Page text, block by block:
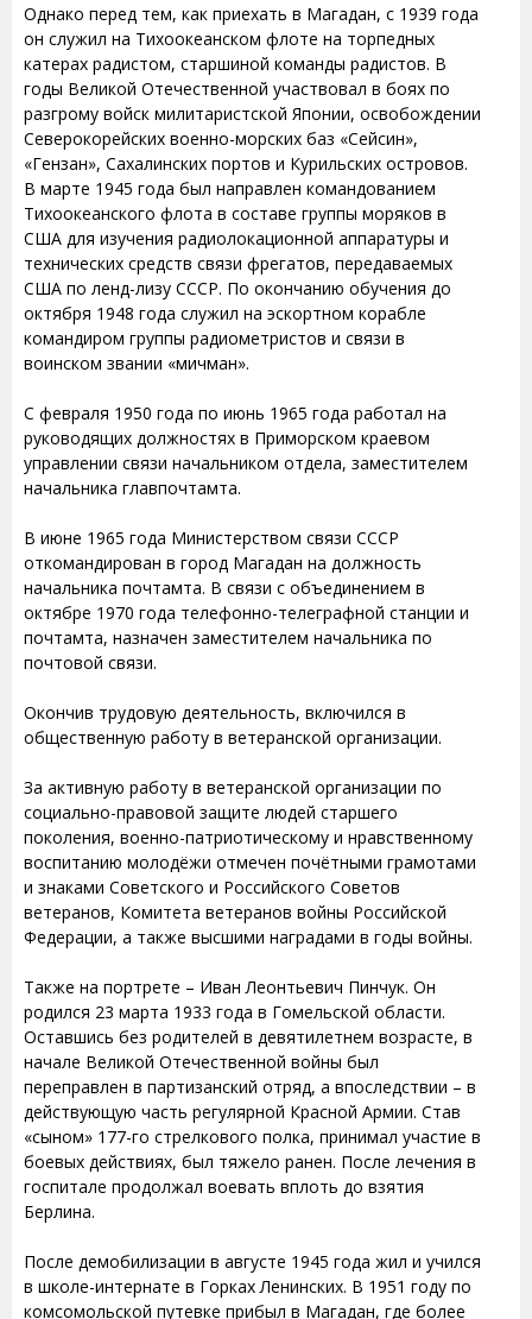
Однако перед тем, как приехать в Магадан, с 1939 года
он служил на Тихоокеанском флоте на торпедных
катерах радистом, старшиной команды радистов. В
годы Великой Отечественной участвовал в боях по
разгрому войск милитаристской Японии, освобождении
Северокорейских военно-морских баз «Сейсин»,
«Гензан», Сахалинских портов и Курильских островов.
В марте 1945 года был направлен командованием
Тихоокеанского флота в составе группы моряков в
США для изучения радиолокационной аппаратуры и
технических средств связи фрегатов, передаваемых
США по ленд-лизу СССР. По окончанию обучения до
октября 1948 года служил на эскортном корабле
командиром группы радиометристов и связи в
воинском звании «мичман».
С февраля 1950 года по июнь 1965 года работал на
руководящих должностях в Приморском краевом
управлении связи начальником отдела, заместителем
начальника главпочтамта.
В июне 1965 года Министерством связи СССР
откомандирован в город Магадан на должность
начальника почтамта. В связи с объединением в
октябре 1970 года телефонно-телеграфной станции и
почтамта, назначен заместителем начальника по
почтовой связи.
Окончив трудовую деятельность, включился в
общественную работу в ветеранской организации.
За активную работу в ветеранской организации по
социально-правовой защите людей старшего
поколения, военно-патриотическому и нравственному
воспитанию молодёжи отмечен почётными грамотами
и знаками Советского и Российского Советов
ветеранов, Комитета ветеранов войны Российской
Федерации, а также высшими наградами в годы войны.
Также на портрете – Иван Леонтьевич Пинчук. Он
родился 23 марта 1933 года в Гомельской области.
Оставшись без родителей в девятилетнем возрасте, в
начале Великой Отечественной войны был
переправлен в партизанский отряд, а впоследствии – в
действующую часть регулярной Красной Армии. Став
«сыном» 177-го стрелкового полка, принимал участие в
боевых действиях, был тяжело ранен. После лечения в
госпитале продолжал воевать вплоть до взятия
Берлина.
После демобилизации в августе 1945 года жил и учился
в школе-интернате в Горках Ленинских. В 1951 году по
комсомольской путевке прибыл в Магадан, где более